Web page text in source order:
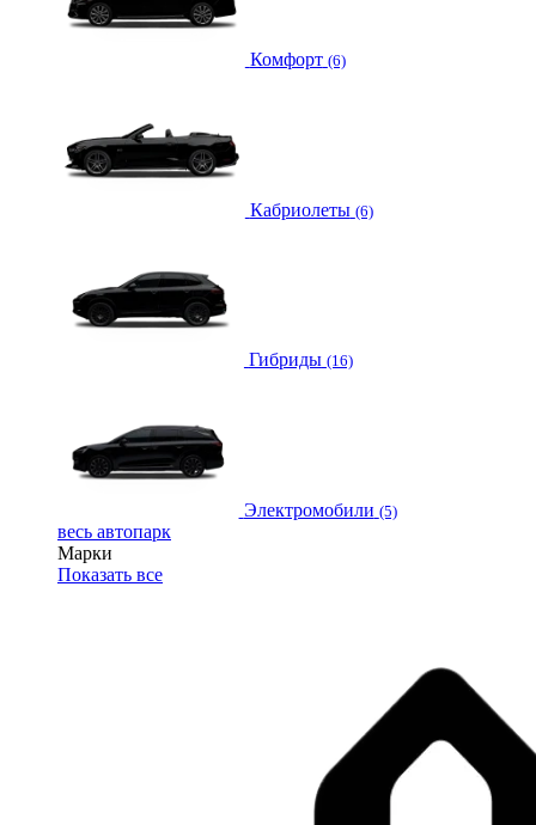
Комфорт (6)
Кабриолеты (6)
Гибриды (16)
Электромобили (5)
весь автопарк
Марки
Показать все